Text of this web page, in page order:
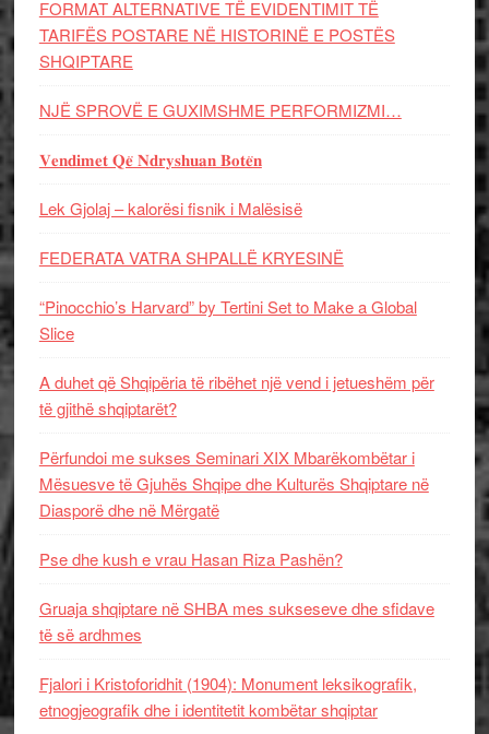
FORMAT ALTERNATIVE TË EVIDENTIMIT TË
TARIFËS POSTARE NË HISTORINË E POSTËS
SHQIPTARE
NJË SPROVË E GUXIMSHME PERFORMIZMI…
𝐕𝐞𝐧𝐝𝐢𝐦𝐞𝐭 𝐐𝐞̈ 𝐍𝐝𝐫𝐲𝐬𝐡𝐮𝐚𝐧 𝐁𝐨𝐭𝐞̈𝐧
Lek Gjolaj – kalorësi fisnik i Malësisë
FEDERATA VATRA SHPALLË KRYESINË
“Pinocchio’s Harvard” by Tertini Set to Make a Global
Slice
A duhet që Shqipëria të ribëhet një vend i jetueshëm për
të gjithë shqiptarët?
Përfundoi me sukses Seminari XIX Mbarëkombëtar i
Mësuesve të Gjuhës Shqipe dhe Kulturës Shqiptare në
Diasporë dhe në Mërgatë
Pse dhe kush e vrau Hasan Riza Pashën?
Gruaja shqiptare në SHBA mes sukseseve dhe sfidave
të së ardhmes
Fjalori i Kristoforidhit (1904): Monument leksikografik,
etnogjeografik dhe i identitetit kombëtar shqiptar